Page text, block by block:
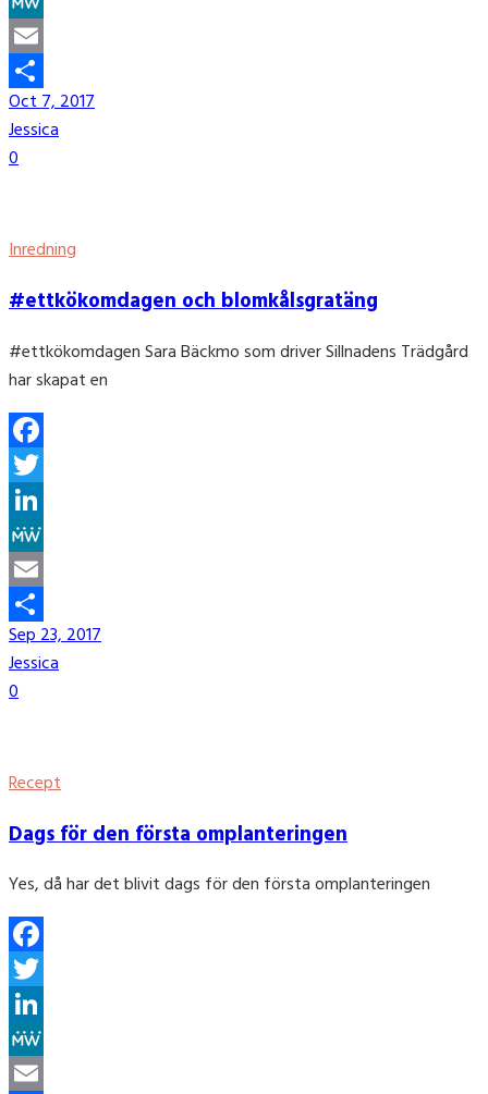
MeWe
Email
Share
Oct 7, 2017
Jessica
0
Inredning
#ettkökomdagen och blomkålsgratäng
#ettkökomdagen Sara Bäckmo som driver Sillnadens Trädgård
har skapat en
Facebook
Twitter
LinkedIn
MeWe
Email
Share
Sep 23, 2017
Jessica
0
Recept
Dags för den första omplanteringen
Yes, då har det blivit dags för den första omplanteringen
Facebook
Twitter
LinkedIn
MeWe